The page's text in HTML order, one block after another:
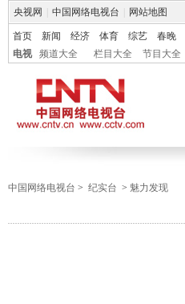
央视网 中国网络电视台 网站地图
首页 新闻 经济 体育 综艺 春晚
电视
频道大全 栏目大全 节目大全
中国网络电视台 > 纪实台 > 魅力发现